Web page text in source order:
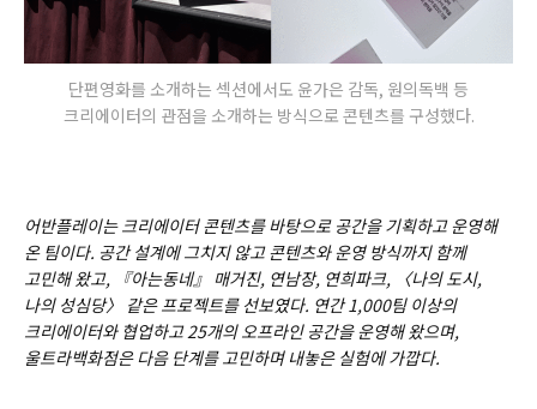
단편영화를 소개하는 섹션에서도 윤가은 감독, 원의독백 등
크리에이터의 관점을 소개하는 방식으로 콘텐츠를 구성했다.
어반플레이는 크리에이터 콘텐츠를 바탕으로 공간을 기획하고 운영해
온 팀이다. 공간 설계에 그치지 않고 콘텐츠와 운영 방식까지 함께
고민해 왔고, 『아는동네』 매거진, 연남장, 연희파크, 〈나의 도시,
나의 성심당〉 같은 프로젝트를 선보였다. 연간 1,000팀 이상의
크리에이터와 협업하고 25개의 오프라인 공간을 운영해 왔으며,
울트라백화점은 다음 단계를 고민하며 내놓은 실험에 가깝다.